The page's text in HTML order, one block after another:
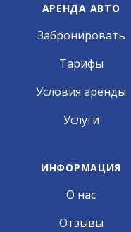
АРЕНДА АВТО
Забронировать
Тарифы
Условия аренды
Услуги
ИНФОРМАЦИЯ
О нас
Отзывы